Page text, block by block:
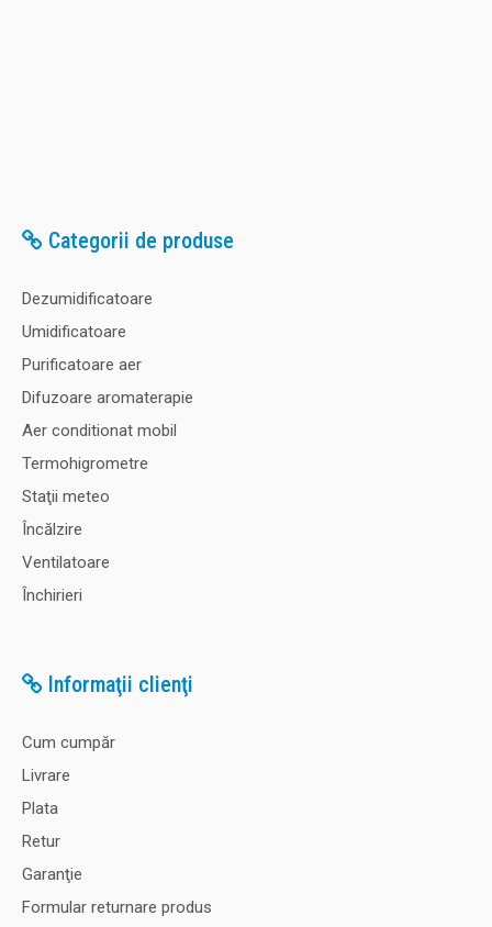
0,00 Lei
Categorii de produse
Dezumidificatoare
Umidificatoare
Purificatoare aer
Difuzoare aromaterapie
Aer conditionat mobil
Termohigrometre
Staţii meteo
Încălzire
Ventilatoare
Închirieri
Informaţii clienţi
Cum cumpăr
Livrare
Plata
Retur
Garanţie
Formular returnare produs